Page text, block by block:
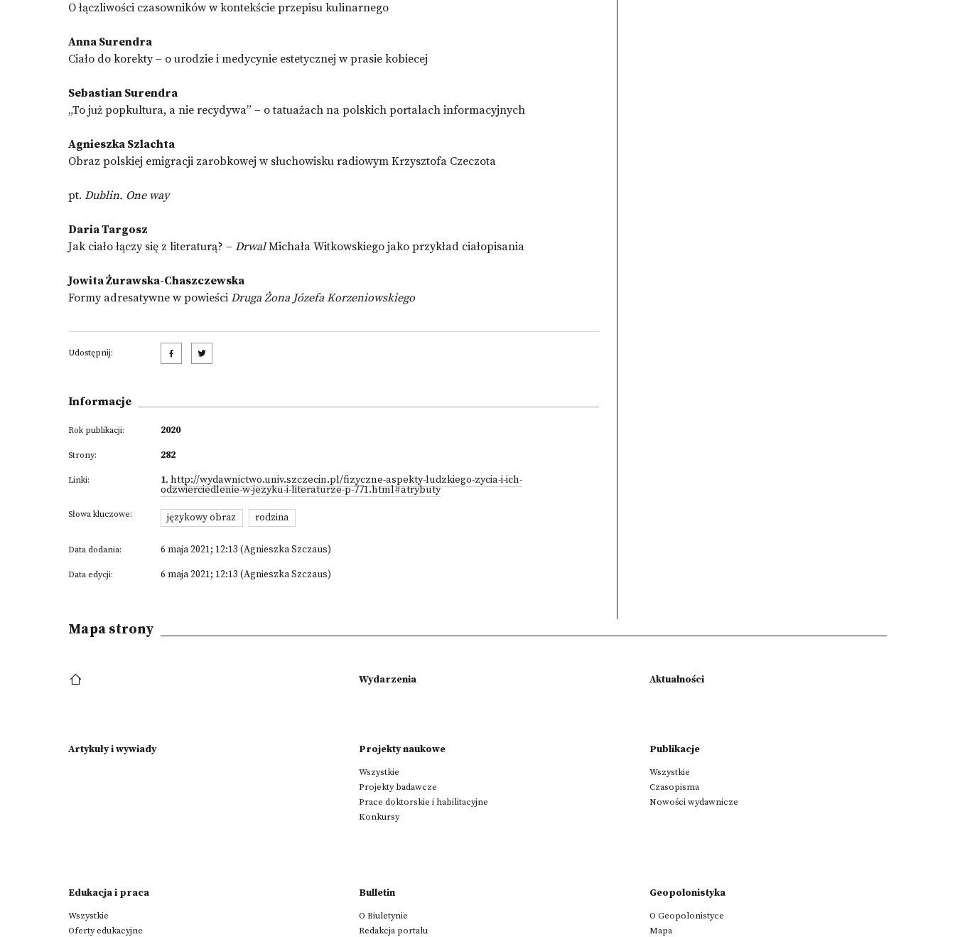
O łączliwości czasowników w kontekście przepisu kulinarnego
Anna Surendra
Ciało do korekty – o urodzie i medycynie estetycznej w prasie kobiecej
Sebastian Surendra
„To już popkultura, a nie recydywa” – o tatuażach na polskich portalach informacyjnych
Agnieszka Szlachta
Obraz polskiej emigracji zarobkowej w słuchowisku radiowym Krzysztofa Czeczota
pt. Dublin. One way
Daria Targosz
Jak ciało łączy się z literaturą? – DrwalMichała Witkowskiego jako przykład ciałopisania
Jowita Żurawska-Chaszczewska
Formy adresatywne w powieści Druga Żona Józefa Korzeniowskiego
Udostępnij:
Informacje
Rok publikacji: 2020
Strony: 282
Linki: 1. http://wydawnictwo.univ.szczecin.pl/fizyczne-aspekty-ludzkiego-zycia-i-ich-
odzwierciedlenie-w-jezyku-i-literaturze-p-771.html#atrybuty
Słowa kluczowe: językowy obraz rodzina
Data dodania: 6 maja 2021; 12:13 (Agnieszka Szczaus)
Data edycji: 6 maja 2021; 12:13 (Agnieszka Szczaus)
Mapa strony
Wydarzenia Aktualności
Artykuły i wywiady Projekty naukowe
Wszystkie
Projekty badawcze
Prace doktorskie i habilitacyjne
Konkursy
Publikacje
Wszystkie
Czasopisma
Nowości wydawnicze
Edukacja i praca
Wszystkie
Oferty edukacyjne
Bulletin
O Biuletynie
Redakcja portalu
Geopolonistyka
O Geopolonistyce
Mapa